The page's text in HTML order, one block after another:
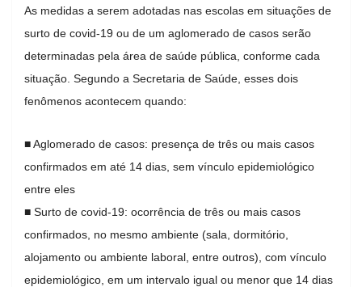
As medidas a serem adotadas nas escolas em situações de
surto de covid-19 ou de um aglomerado de casos serão
determinadas pela área de saúde pública, conforme cada
situação. Segundo a Secretaria de Saúde, esses dois
fenômenos acontecem quando:
■ Aglomerado de casos: presença de três ou mais casos
confirmados em até 14 dias, sem vínculo epidemiológico
entre eles
■ Surto de covid-19: ocorrência de três ou mais casos
confirmados, no mesmo ambiente (sala, dormitório,
alojamento ou ambiente laboral, entre outros), com vínculo
epidemiológico, em um intervalo igual ou menor que 14 dias